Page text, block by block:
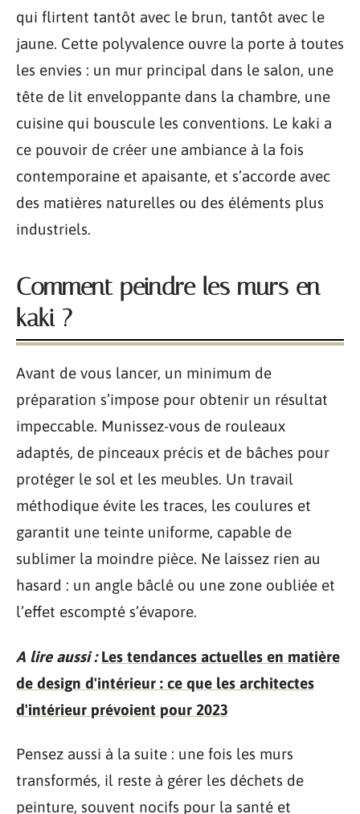
qui flirtent tantôt avec le brun, tantôt avec le
jaune. Cette polyvalence ouvre la porte à toutes
les envies : un mur principal dans le salon, une
tête de lit enveloppante dans la chambre, une
cuisine qui bouscule les conventions. Le kaki a
ce pouvoir de créer une ambiance à la fois
contemporaine et apaisante, et s’accorde avec
des matières naturelles ou des éléments plus
industriels.
Comment peindre les murs en
kaki ?
Avant de vous lancer, un minimum de
préparation s’impose pour obtenir un résultat
impeccable. Munissez-vous de rouleaux
adaptés, de pinceaux précis et de bâches pour
protéger le sol et les meubles. Un travail
méthodique évite les traces, les coulures et
garantit une teinte uniforme, capable de
sublimer la moindre pièce. Ne laissez rien au
hasard : un angle bâclé ou une zone oubliée et
l’effet escompté s’évapore.
A lire aussi : Les tendances actuelles en matière
de design d'intérieur : ce que les architectes
d'intérieur prévoient pour 2023
Pensez aussi à la suite : une fois les murs
transformés, il reste à gérer les déchets de
peinture, souvent nocifs pour la santé et